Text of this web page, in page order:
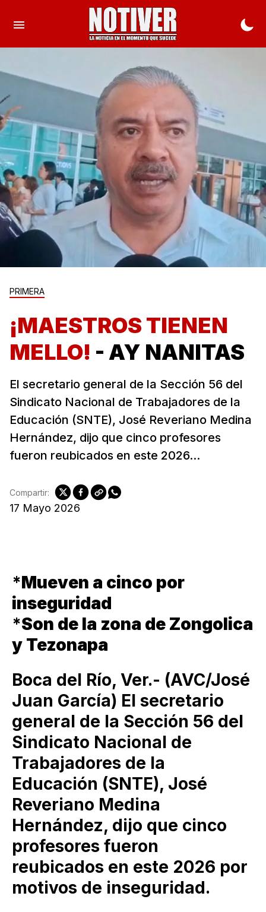
PRIMERA
¡MAESTROS TIENEN
MELLO! - AY NANITAS
El secretario general de la Sección 56 del
Sindicato Nacional de Trabajadores de la
Educación (SNTE), José Reveriano Medina
Hernández, dijo que cinco profesores
fueron reubicados en este 2026...
17 Mayo 2026
Compartir:
*Mueven a cinco por
inseguridad
*Son de la zona de Zongolica
y Tezonapa
Boca del Río, Ver.- (AVC/José
Juan García) El secretario
general de la Sección 56 del
Sindicato Nacional de
Trabajadores de la
Educación (SNTE), José
Reveriano Medina
Hernández, dijo que cinco
profesores fueron
reubicados en este 2026 por
motivos de inseguridad.